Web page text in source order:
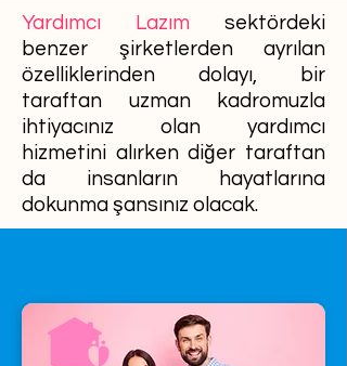
Yardımcı Lazım sektördeki
benzer şirketlerden ayrılan
özelliklerinden dolayı, bir
taraftan uzman kadromuzla
ihtiyacınız olan yardımcı
hizmetini alırken diğer taraftan
da insanların hayatlarına
dokunma şansınız olacak.